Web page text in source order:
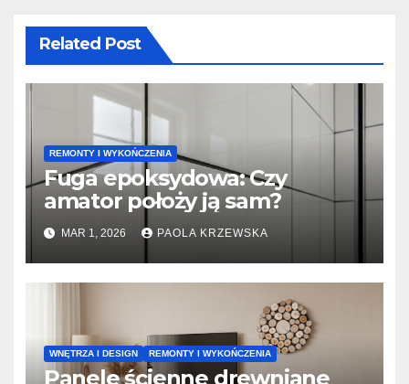
Related Post
REMONTY I WYKOŃCZENIA
Fuga epoksydowa: Czy
amator położy ją sam?
MAR 1, 2026 PAOLA KRZEWSKA
WNĘTRZA I DESIGN REMONTY I WYKOŃCZENIA
Panele ścienne drewniane